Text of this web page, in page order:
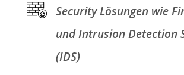
Security Lösungen wie
und Intrusion Detection
(IDS)